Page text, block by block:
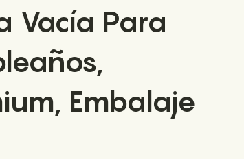
Vacía Para
Embalaje